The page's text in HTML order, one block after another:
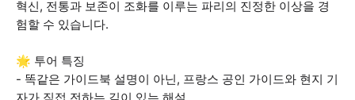
혁신, 전통과 보존이 조화를 이루는 파리의 진정한 이상을 경
험할 수 있습니다.
🌟 투어 특징
- 똑같은 가이드북 설명이 아닌, 프랑스 공인 가이드와 현지 기